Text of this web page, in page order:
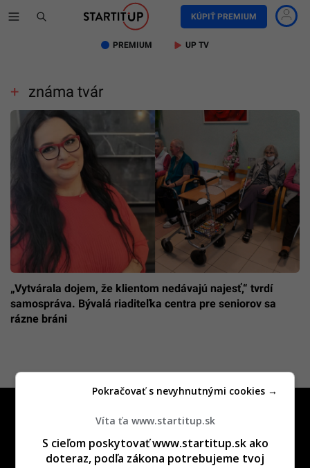
KÚPIŤ PREMIUM
PREMIUM UP TV
známa tvár
„Vytvárala dojem, že klientom nedávajú najesť,“ tvrdí
samospráva. Bývalá riaditeľka centra pre seniorov sa
rázne bráni
Víta ťa www.startitup.sk
S cieľom poskytovať www.startitup.sk ako
doteraz, podľa zákona potrebujeme tvoj
Pokračovať s nevyhnutnými cookies →